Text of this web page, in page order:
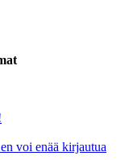
voi enää kirjautua